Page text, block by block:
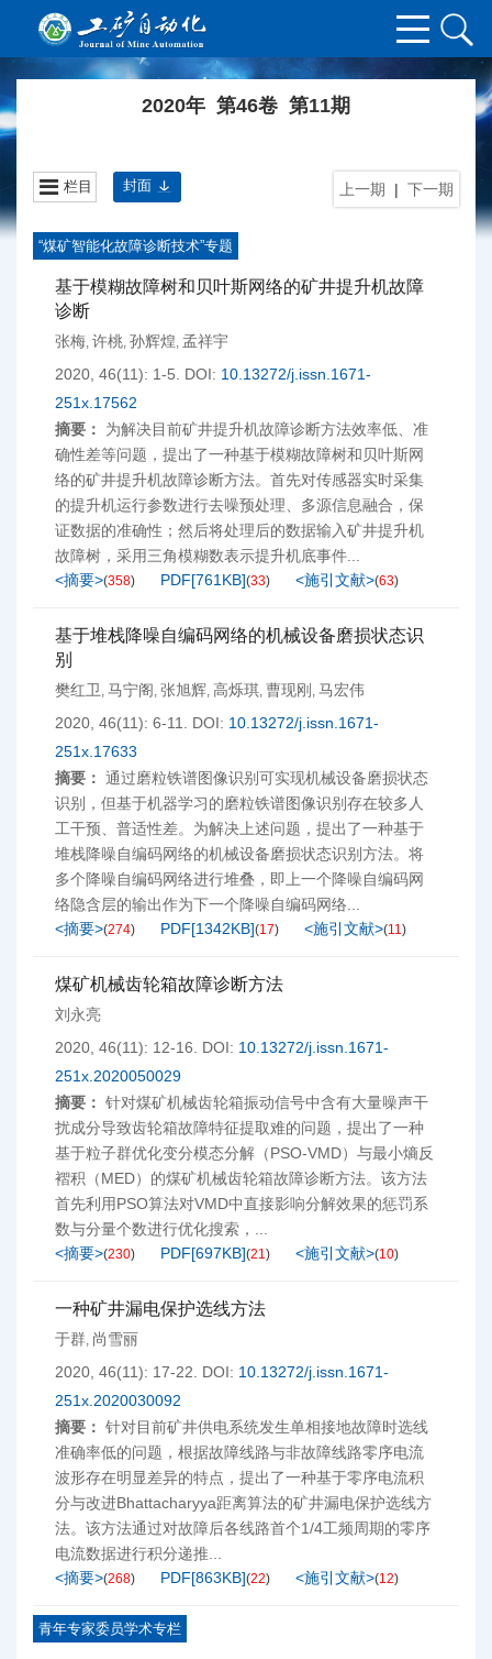
2020年 第46卷 第11期
上一期 | 下一期
栏目 封面
“煤矿智能化故障诊断技术”专题
基于模糊故障树和贝叶斯网络的矿井提升机故障
诊断
张梅, 许桃, 孙辉煌, 孟祥宇
2020, 46(11): 1-5.
DOI: 10.13272/j.issn.1671-
251x.17562
摘要：
为解决目前矿井提升机故障诊断方法效率低、准
确性差等问题，提出了一种基于模糊故障树和贝叶斯网
络的矿井提升机故障诊断方法。首先对传感器实时采集
的提升机运行参数进行去噪预处理、多源信息融合，保
证数据的准确性；然后将处理后的数据输入矿井提升机
故障树，采用三角模糊数表示提升机底事件...
<摘要>(358) PDF[761KB](33) <施引文献>(63)
基于堆栈降噪自编码网络的机械设备磨损状态识
别
樊红卫 , 马宁阁, 张旭辉, 高烁琪, 曹现刚 , 马宏伟
2020, 46(11): 6-11.
DOI: 10.13272/j.issn.1671-
251x.17633
摘要： 通过磨粒铁谱图像识别可实现机械设备磨损状态
识别，但基于机器学习的磨粒铁谱图像识别存在较多人
工干预、普适性差。为解决上述问题，提出了一种基于
堆栈降噪自编码网络的机械设备磨损状态识别方法。将
多个降噪自编码网络进行堆叠，即上一个降噪自编码网
络隐含层的输出作为下一个降噪自编码网络...
<摘要>(274) PDF[1342KB](17) <施引文献>(11)
煤矿机械齿轮箱故障诊断方法
刘永亮
2020, 46(11): 12-16.
DOI: 10.13272/j.issn.1671-
251x.2020050029
摘要： 针对煤矿机械齿轮箱振动信号中含有大量噪声干
扰成分导致齿轮箱故障特征提取难的问题，提出了一种
基于粒子群优化变分模态分解（PSO-VMD）与最小熵反
褶积（MED）的煤矿机械齿轮箱故障诊断方法。该方法
首先利用PSO算法对VMD中直接影响分解效果的惩罚系
数与分量个数进行优化搜索，...
<摘要>(230) PDF[697KB](21) <施引文献>(10)
一种矿井漏电保护选线方法
于群, 尚雪丽
2020, 46(11): 17-22.
DOI: 10.13272/j.issn.1671-
251x.2020030092
摘要： 针对目前矿井供电系统发生单相接地故障时选线
准确率低的问题，根据故障线路与非故障线路零序电流
波形存在明显差异的特点，提出了一种基于零序电流积
分与改进Bhattacharyya距离算法的矿井漏电保护选线方
法。该方法通过对故障后各线路首个1/4工频周期的零序
电流数据进行积分递推...
<摘要>(268) PDF[863KB](22) <施引文献>(12)
青年专家委员学术专栏